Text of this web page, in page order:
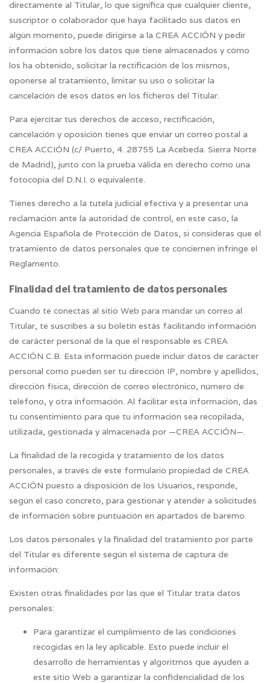
directamente al Titular, lo que significa que cualquier cliente,
suscriptor o colaborador que haya facilitado sus datos en
algún momento, puede dirigirse a la CREA ACCIÓN y pedir
información sobre los datos que tiene almacenados y cómo
los ha obtenido, solicitar la rectificación de los mismos,
oponerse al tratamiento, limitar su uso o solicitar la
cancelación de esos datos en los ficheros del Titular.
Para ejercitar tus derechos de acceso, rectificación,
cancelación y oposición tienes que enviar un correo postal a
CREA ACCIÓN (c/ Puerto, 4. 28755 La Acebeda. Sierra Norte
de Madrid), junto con la prueba válida en derecho como una
fotocopia del D.N.I. o equivalente.
Tienes derecho a la tutela judicial efectiva y a presentar una
reclamación ante la autoridad de control, en este caso, la
Agencia Española de Protección de Datos, si consideras que el
tratamiento de datos personales que te conciernen infringe el
Reglamento.
Finalidad del tratamiento de datos personales
Cuando te conectas al sitio Web para mandar un correo al
Titular, te suscribes a su boletín estás facilitando información
de carácter personal de la que el responsable es CREA
ACCIÓN C.B. Esta información puede incluir datos de carácter
personal como pueden ser tu dirección IP, nombre y apellidos,
dirección física, dirección de correo electrónico, número de
teléfono, y otra información. Al facilitar esta información, das
tu consentimiento para que tu información sea recopilada,
utilizada, gestionada y almacenada por —CREA ACCIÓN—.
La finalidad de la recogida y tratamiento de los datos
personales, a través de este formulario propiedad de CREA
ACCIÓN puesto a disposición de los Usuarios, responde,
según el caso concreto, para gestionar y atender a solicitudes
de información sobre puntuación en apartados de baremo.
Los datos personales y la finalidad del tratamiento por parte
del Titular es diferente según el sistema de captura de
información:
Existen otras finalidades por las que el Titular trata datos
personales:
Para garantizar el cumplimiento de las condiciones
recogidas en la ley aplicable. Esto puede incluir el
desarrollo de herramientas y algoritmos que ayuden a
este sitio Web a garantizar la confidencialidad de los